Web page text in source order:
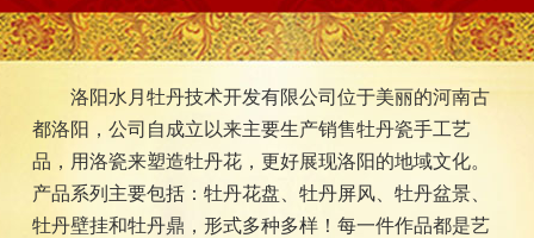
洛阳水月牡丹技术开发有限公司位于美丽的河南古
都洛阳，公司自成立以来主要生产销售牡丹瓷手工艺
品，用洛瓷来塑造牡丹花，更好展现洛阳的地域文化。
产品系列主要包括：牡丹花盘、牡丹屏风、牡丹盆景、
牡丹壁挂和牡丹鼎，形式多种多样！每一件作品都是艺